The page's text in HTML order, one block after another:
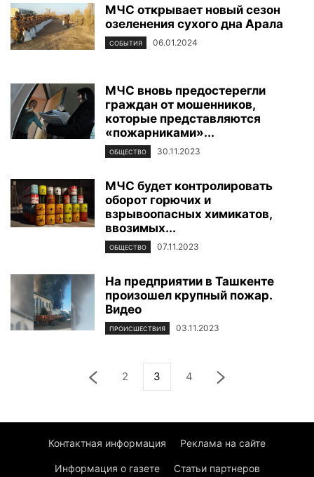
МЧС открывает новый сезон
озеленения сухого дна Арала
СОБЫТИЯ 06.01.2024
МЧС вновь предостерегли
граждан от мошенников,
которые представляются
«пожарниками»...
ОБЩЕСТВО 30.11.2023
МЧС будет контролировать
оборот горючих и
взрывоопасных химикатов,
ввозимых...
ОБЩЕСТВО 07.11.2023
На предприятии в Ташкенте
произошел крупный пожар.
Видео
ПРОИСШЕСТВИЯ 03.11.2023
2 3 4
Контактная информация Реклама на сайте
Информация о газете Статьи партнеров